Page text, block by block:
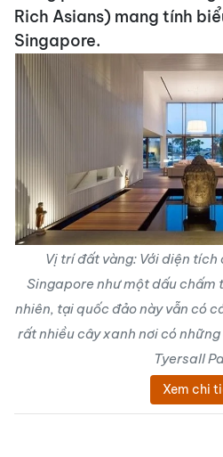
Rich Asians) mang tính
Singapore.
Vị trí đất vàng: Với diện tích
Singapore như một dấu chấm
nhiên, tại quốc đảo này vẫn có
rất nhiều cây xanh nơi có
Tyersall
Xem chi